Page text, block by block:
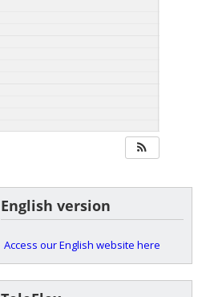
English version
Access our English website here